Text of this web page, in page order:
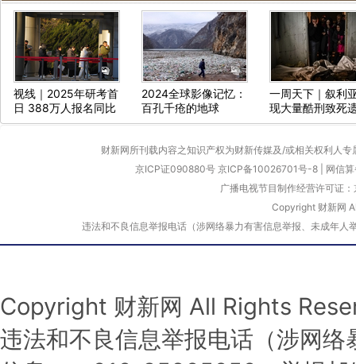
视线｜2025年研考首
日 388万人报名同比
减少50万人
2024全球影像记忆：
百孔千疮的地球
一周天下｜叙利
现大量酷刑致死
体、俄军三防部
财新网所刊载内容之知识产权为财新传媒及/或相关权利人
京ICP证090880号 京ICP备10026701号-8
网信
广播电视节目制作经营许可证
Copyright 财新网
违法和不良信息举报电话（涉网络暴力有害信息举报、未成
Copyright 财新网 All Rights
违法和不良信息举报电话（涉网